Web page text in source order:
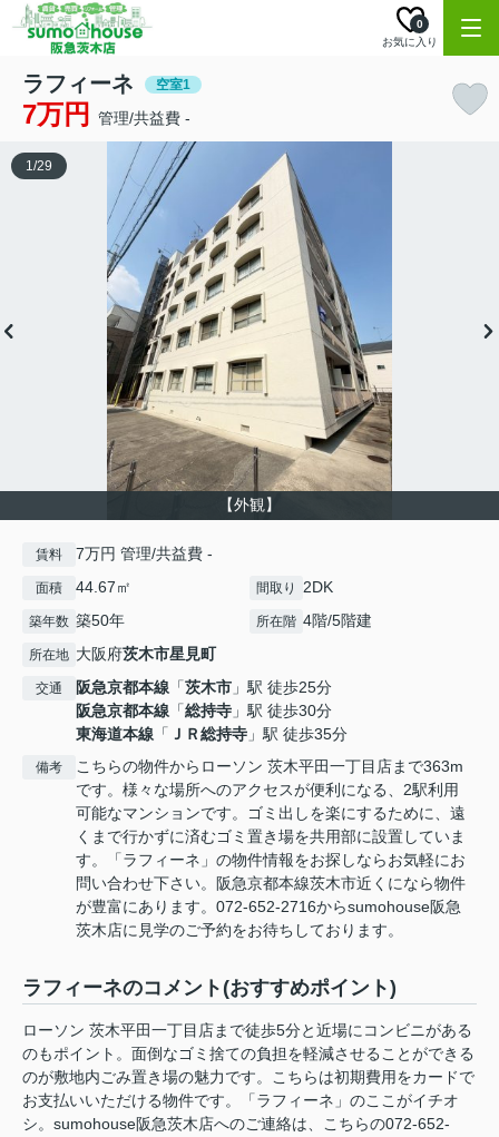
お気に入り
0
ラフィーネ 空室1
7万円 管理/共益費 -
【外観】
1/29
賃料 7万円 管理/共益費 -
面積 44.67㎡ 間取り 2DK
築年数 築50年 所在階 4階/5階建
所在地 大阪府茨木市星見町
交通 阪急京都本線 「茨木市 」駅 徒歩25分
阪急京都本線 「総持寺 」駅 徒歩30分
東海道本線 「 ＪＲ総持寺 」駅 徒歩35分
備考
こちらの物件からローソン 茨木平田一丁目店まで363m
です。様々な場所へのアクセスが便利になる、2駅利用
可能なマンションです。ゴミ出しを楽にするために、遠
くまで行かずに済むゴミ置き場を共用部に設置していま
す。「ラフィーネ」の物件情報をお探しならお気軽にお
問い合わせ下さい。阪急京都本線茨木市近くになら物件
が豊富にあります。072-652-2716からsumohouse阪急
茨木店に見学のご予約をお待ちしております。
ラフィーネのコメント(おすすめポイント)
ローソン 茨木平田一丁目店まで徒歩5分と近場にコンビニがある
のもポイント。面倒なゴミ捨ての負担を軽減させることができる
のが敷地内ごみ置き場の魅力です。こちらは初期費用をカードで
お支払いいただける物件です。「ラフィーネ」のここがイチオ
シ。sumohouse阪急茨木店へのご連絡は、こちらの072-652-